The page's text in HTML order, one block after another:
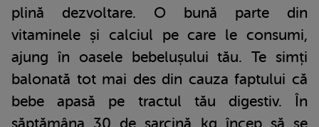
plină dezvoltare. O bună parte din
vitaminele și calciul pe care le consumi,
ajung în oasele bebelușului tău. Te simți
balonată tot mai des din cauza faptului că
bebe apasă pe tractul tău digestiv. În
săptămâna 30 de sarcină kg încep să se